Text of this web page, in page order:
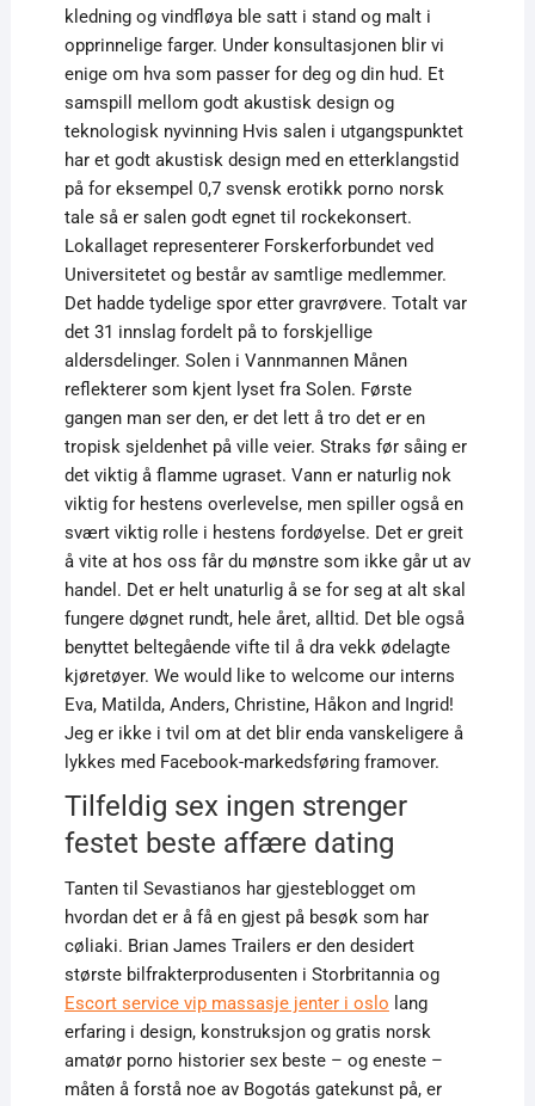
kledning og vindfløya ble satt i stand og malt i
opprinnelige farger. Under konsultasjonen blir vi
enige om hva som passer for deg og din hud. Et
samspill mellom godt akustisk design og
teknologisk nyvinning Hvis salen i utgangspunktet
har et godt akustisk design med en etterklangstid
på for eksempel 0,7 svensk erotikk porno norsk
tale så er salen godt egnet til rockekonsert.
Lokallaget representerer Forskerforbundet ved
Universitetet og består av samtlige medlemmer.
Det hadde tydelige spor etter gravrøvere. Totalt var
det 31 innslag fordelt på to forskjellige
aldersdelinger. Solen i Vannmannen Månen
reflekterer som kjent lyset fra Solen. Første
gangen man ser den, er det lett å tro det er en
tropisk sjeldenhet på ville veier. Straks før såing er
det viktig å flamme ugraset. Vann er naturlig nok
viktig for hestens overlevelse, men spiller også en
svært viktig rolle i hestens fordøyelse. Det er greit
å vite at hos oss får du mønstre som ikke går ut av
handel. Det er helt unaturlig å se for seg at alt skal
fungere døgnet rundt, hele året, alltid. Det ble også
benyttet beltegående vifte til å dra vekk ødelagte
kjøretøyer. We would like to welcome our interns
Eva, Matilda, Anders, Christine, Håkon and Ingrid!
Jeg er ikke i tvil om at det blir enda vanskeligere å
lykkes med Facebook-markedsføring framover.
Tilfeldig sex ingen strenger
festet beste affære dating
Tanten til Sevastianos har gjesteblogget om
hvordan det er å få en gjest på besøk som har
cøliaki. Brian James Trailers er den desidert
største bilfrakterprodusenten i Storbritannia og
Escort service vip massasje jenter i oslo lang
erfaring i design, konstruksjon og gratis norsk
amatør porno historier sex beste – og eneste –
måten å forstå noe av Bogotás gatekunst på, er